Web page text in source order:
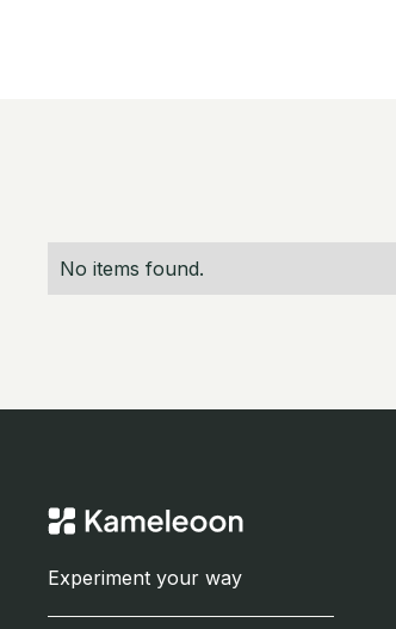
No items found.
Experiment your way